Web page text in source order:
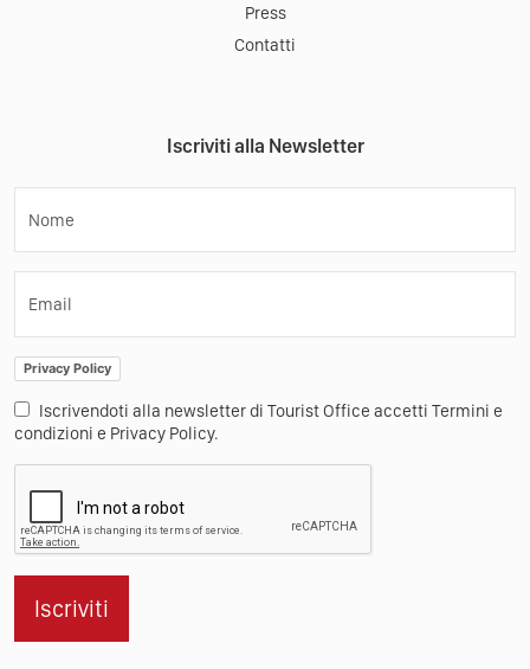
Press
Contatti
Iscriviti alla Newsletter
Nome
Email
Privacy Policy
Iscrivendoti alla newsletter di Tourist Office accetti Termini e
condizioni e Privacy Policy.
Iscriviti